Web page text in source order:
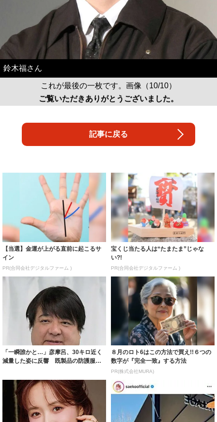
鈴木福さん
これが最後の一枚です。画像（10/10）
ご覧いただきありがとうございました。
記事に戻る
【当選】金運が上がる直前に起こるサ
イン
PR(合同会社デジタルファーム )
宝くじ当たる人は“たまたま”じゃな
い?!
PR(合同会社デジタルファーム )
「一瞬誰かと…」彦摩呂、30キロ近く
減量した姿に反響 既製品の防護服が
８月のロト6はこの方法で買え!!６つの
数字が『完全一致』する方法
PR(株式会社MURA)